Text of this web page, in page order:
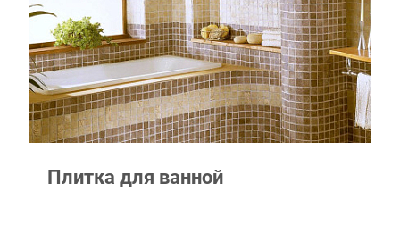
Плитка для ванной